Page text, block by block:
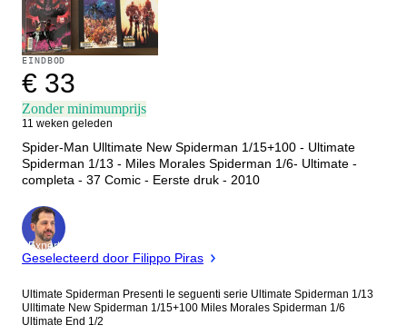
EINDBOD
€ 33
Zonder minimumprijs
11 weken geleden
Spider-Man Ulltimate New Spiderman 1/15+100 - Ultimate
Spiderman 1/13 - Miles Morales Spiderman 1/6- Ultimate -
completa - 37 Comic - Eerste druk - 2010
Expert
Geselecteerd door Filippo Piras
Ultimate Spiderman Presenti le seguenti serie Ultimate Spiderman 1/13
Ulltimate New Spiderman 1/15+100 Miles Morales Spiderman 1/6
Ultimate End 1/2